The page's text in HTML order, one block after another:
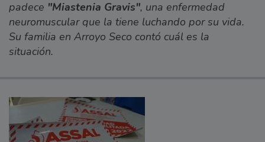
padece "Miastenia Gravis", una enfermedad
neuromuscular que la tiene luchando por su vida.
Su familia en Arroyo Seco contó cuál es la
situación.